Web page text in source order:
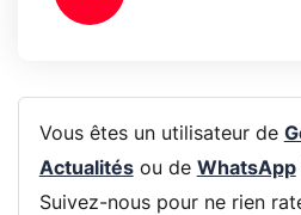
Vous êtes un utilisateur de
Actualitésou de WhatsApp
Suivez-nous pour ne rien